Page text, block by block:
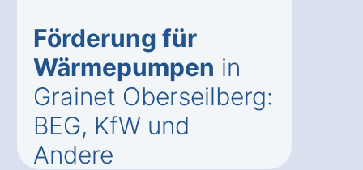
Förderung für
Wärmepumpen in
Grainet Oberseilberg:
BEG, KfW und
Andere